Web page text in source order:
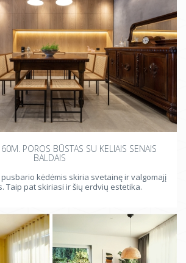
POROS BŪSTAS SU KELIAIS SENAIS
BALDAIS
kėdėmis skiria svetainę ir valgomajį
Taip pat skiriasi ir šių erdvių estetika.